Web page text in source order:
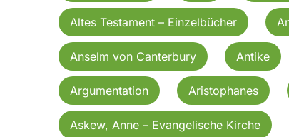
Altes Testament – Einzelbücher
Anselm von Canterbury Antike
Argumentation Aristophanes
Askew, Anne – Evangelische Kirche